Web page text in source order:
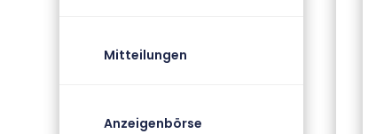
Mitteilungen
Anzeigenbörse